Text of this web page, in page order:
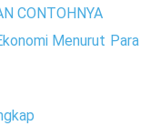
CONTOHNYA
Menurut Para